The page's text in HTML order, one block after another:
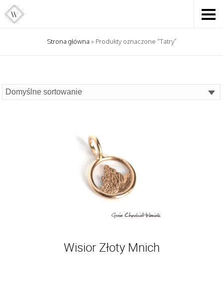
Strona główna » Produkty oznaczone “Tatry”
Wisior Złoty Mnich